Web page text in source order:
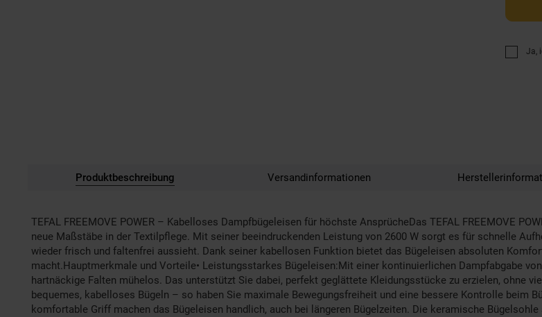
Ja,
Produktbeschreibung Versandinformationen
TEFAL FREEMOVE POWER – Kabelloses Dampfbügeleisen für höchste AnsprücheDas TEFAL FREEMOVE
neue Maßstäbe in der Textilpflege. Mit seiner beeindruckenden Leistung von 2600 W sorgt es für schnelle
wieder frisch und faltenfrei aussieht. Dank seiner kabellosen Funktion bietet das Bügeleisen absoluten
macht.Hauptmerkmale und Vorteile• Leistungsstarkes Bügeleisen:Mit einer kontinuierlichen Dampfabgabe
hartnäckige Falten mühelos. Das unterstützt Sie dabei, perfekt geglättete Kleidungsstücke zu erzielen, ohne
bequemes, kabelloses Bügeln – so haben Sie maximale Bewegungsfreiheit und eine bessere Kontrolle beim
komfortable Griff machen das Bügeleisen handlich, auch bei längeren Bügelzeiten. Die keramische